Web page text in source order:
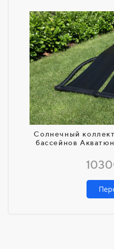
Солнечный
бассейнов